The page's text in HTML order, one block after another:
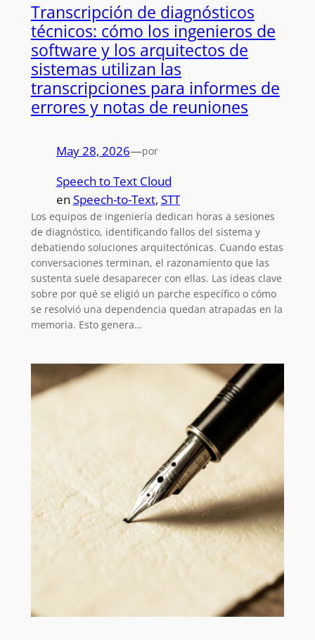
Transcripción de diagnósticos
técnicos: cómo los ingenieros de
software y los arquitectos de
sistemas utilizan las
transcripciones para informes de
errores y notas de reuniones
May 28, 2026—por
Speech to Text Cloud
en Speech-to-Text, STT
Los equipos de ingeniería dedican horas a sesiones
de diagnóstico, identificando fallos del sistema y
debatiendo soluciones arquitectónicas. Cuando estas
conversaciones terminan, el razonamiento que las
sustenta suele desaparecer con ellas. Las ideas clave
sobre por qué se eligió un parche específico o cómo
se resolvió una dependencia quedan atrapadas en la
memoria. Esto genera…